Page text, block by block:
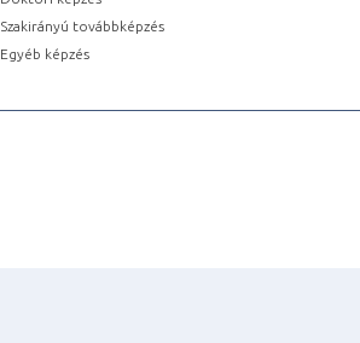
Szakirányú továbbképzés
Egyéb képzés